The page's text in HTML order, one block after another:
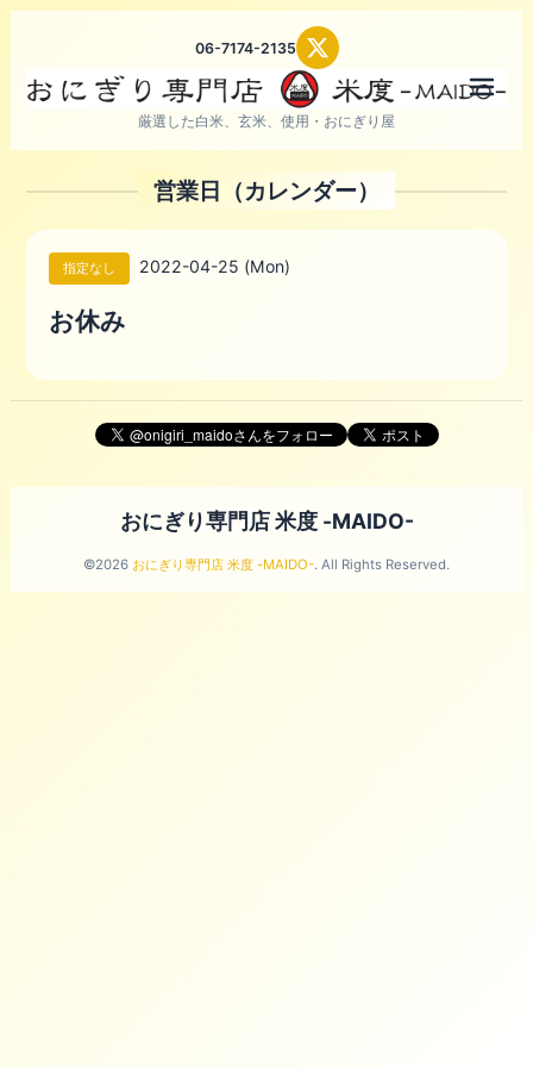
06-7174-2135
厳選した白米、玄米、使用・おにぎり屋
営業日（カレンダー）
指定なし 2022-04-25 (Mon)
お休み
おにぎり専門店 米度 -MAIDO-
©2026 おにぎり専門店 米度 -MAIDO-. All Rights Reserved.